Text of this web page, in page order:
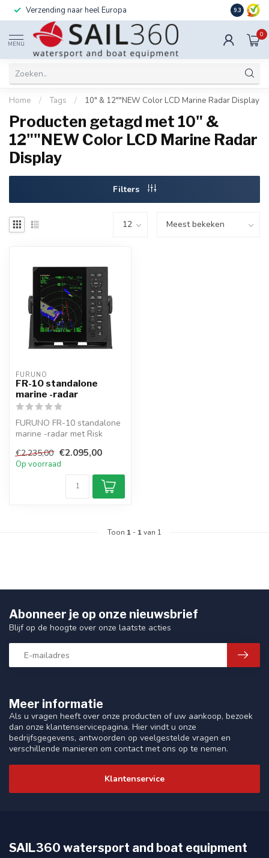
Verzending naar heel Europa Ook
9.3
MENU
0
Home / Tags / 10" & 12""NEW Color LCD Marine Radar Display
Producten getagd met 10" &
12""NEW Color LCD Marine Radar
Display
Filters
FURUNO
FR-10 standalone
marine -radar
FURUNO FR-10 standalone
marine -radar met Risk
gegevens va...
€2.235,00 €2.095,00
Op voorraad
Toon 1 - 1van 1
Meer informatie
Als u vragen heeft over onze producten of uw aankoop, bezoek
dan onze klantenservicepagina. Hier vindt u onze
bedrijfsgegevens, antwoorden op veelgestelde vragen en
verschillende manieren om contact met ons op te nemen.
Klantenservice
Abonneer je op onze nieuwsbrief
Blijf op de hoogte over onze laatste acties
SAIL360 watersport and boat equipment